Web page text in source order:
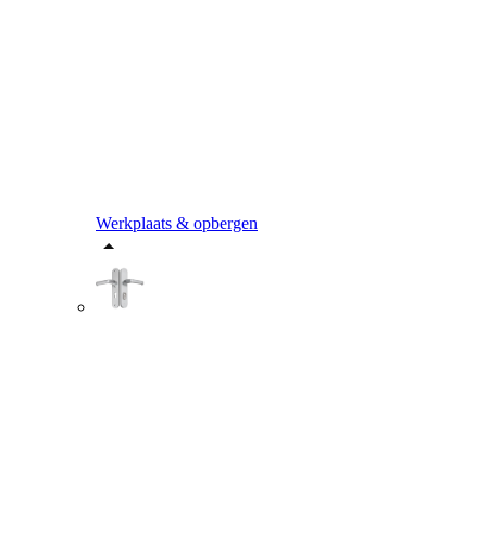
Werkplaats & opbergen